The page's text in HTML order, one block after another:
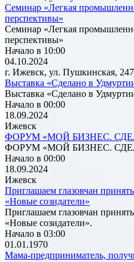
Семинар «Легкая
перспективы»
Семинар «Легкая
перспективы»
Начало в 10:00
04.10.2024
г. Ижевск, ул. Пушкинская,
Выставка «Сделано в
Выставка «Сделано в
Начало в 00:00
18.09.2024
Ижевск
ФОРУМ «МОЙ БИЗНЕС.
ФОРУМ «МОЙ БИЗНЕС.
Начало в 00:00
18.09.2024
Ижевск
Приглашаем глазовчан
«Новые созидатели»
Приглашаем глазовчан
«Новые созидатели».
Начало в 03:00
01.01.1970
Мама-предприниматель,